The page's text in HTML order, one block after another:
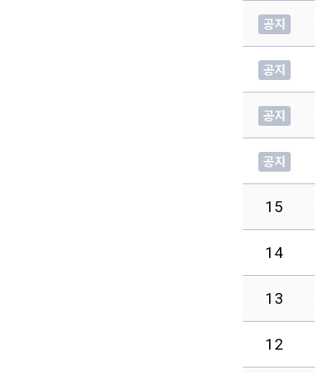
공지
공지
공지
공지
15
14
13
12